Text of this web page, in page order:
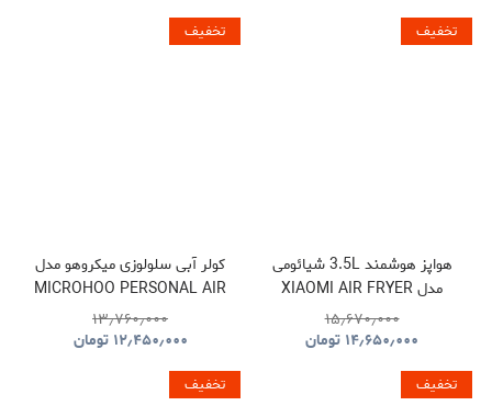
تخفیف
هواپز هوشمند 3.5L شیائومی
مدل XIAOMI AIR FRYER
MAF02
۱۵٫۶۷۰٫۰۰۰
۱۴٫۶۵۰٫۰۰۰ تومان
تخفیف
کولر آبی سلولوزی میکروهو مدل
MICROHOO PERSONAL AIR
COOLER MH01R
۱۳٫۷۶۰٫۰۰۰
۱۲٫۴۵۰٫۰۰۰ تومان
تخفیف تخفیف